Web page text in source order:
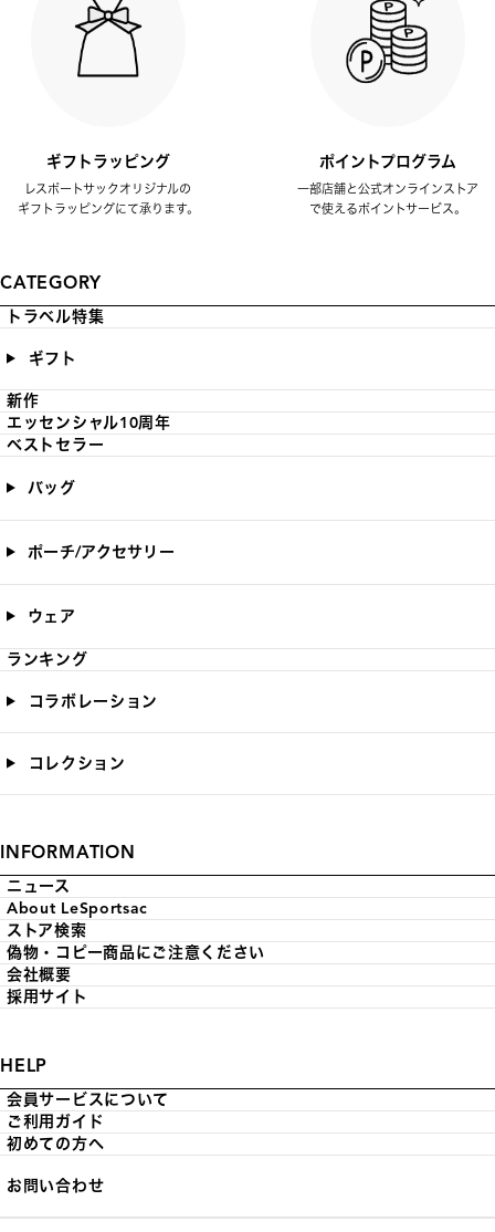
ギフトラッピング
レスポートサックオリジナルの
ギフトラッピングにて承ります。
ポイントプログラム
一部店舗と公式オンラインストア
で使えるポイントサービス。
CATEGORY
トラベル特集
ギフト
新作
エッセンシャル10周年
ベストセラー
バッグ
ポーチ/アクセサリー
ウェア
ランキング
コラボレーション
コレクション
INFORMATION
ニュース
About LeSportsac
ストア検索
偽物・コピー商品にご注意ください
会社概要
採用サイト
HELP
会員サービスについて
ご利用ガイド
初めての方へ
お問い合わせ